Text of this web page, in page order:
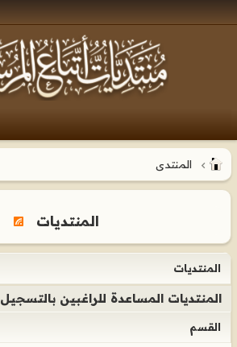
المنتدى
المنتديات
المنتديات
المنتديات المساعدة للراغبين بالتسجيل
القسم